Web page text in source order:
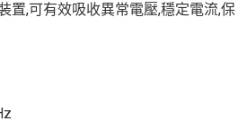
置,可有效吸收異常電壓,穩定電流,保